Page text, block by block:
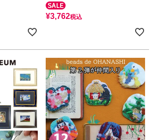
¥3,762税込